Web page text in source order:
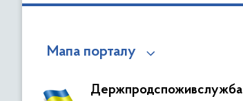
Мапа порталу
Держпродспоживслужба